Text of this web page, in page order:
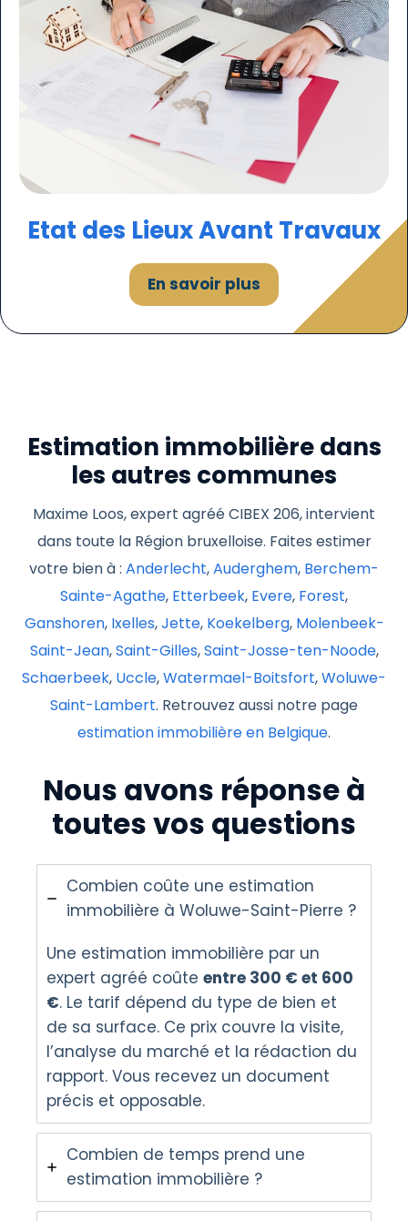
Etat des LieuxAvant Travaux
En savoir plus
Estimation immobilière dans
les autres communes
Maxime Loos, expert agréé CIBEX 206, intervient
dans toute la Région bruxelloise. Faites estimer
votre bien à : Anderlecht,Auderghem, Berchem-
Sainte-Agathe, Etterbeek, Evere, Forest,
Ganshoren, Ixelles,Jette, Koekelberg, Molenbeek-
Saint-Jean,Saint-Gilles,Saint-Josse-ten-Noode,
Schaerbeek, Uccle,Watermael-Boitsfort,Woluwe-
Saint-Lambert. Retrouvez aussi notre page
estimation immobilière en Belgique.
Nous avons réponse à
toutes vos questions
Combien coûte une estimation
immobilière à Woluwe-Saint-Pierre ?
Une estimation immobilière par un
expert agréé coûte entre 300 € et 600
€. Le tarif dépend du type de bien et
de sa surface. Ce prix couvre la visite,
l’analyse du marché et la rédaction du
rapport. Vous recevez un document
précis et opposable.
Combien de temps prend une
estimation immobilière ?